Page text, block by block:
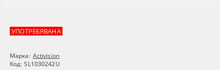
УПОТРЕБЯВАНА
Марка: Activision
Код: SL1030242U